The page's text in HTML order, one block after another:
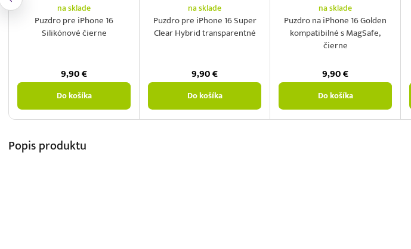
na sklade
Puzdro pre iPhone 16
Silikónové čierne
9,90€
Do košíka
na sklade
Puzdro pre iPhone 16 Super
Clear Hybrid transparentné
9,90€
Do košíka
na sklade
Puzdro na iPhone 16 Golden
kompatibilné s MagSafe,
čierne
9,90€
Do košíka
Popisproduktu